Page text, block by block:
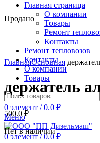
Главная страница
О компании
Товары
Ремонт
Контакты
Ремонт тепловозов
Контакты
О компании
Товары
0 элемент / 0.0 ₽
Меню
0элемент / 0.0₽
Продано
Нажмите, чтобы увеличить
ГлавнаяОсновная
держатель
500.0₽
Нет в наличии